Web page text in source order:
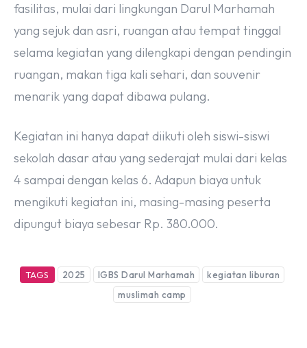
fasilitas, mulai dari lingkungan Darul Marhamah
yang sejuk dan asri, ruangan atau tempat tinggal
selama kegiatan yang dilengkapi dengan pendingin
ruangan, makan tiga kali sehari, dan souvenir
menarik yang dapat dibawa pulang.
Kegiatan ini hanya dapat diikuti oleh siswi-siswi
sekolah dasar atau yang sederajat mulai dari kelas
4 sampai dengan kelas 6. Adapun biaya untuk
mengikuti kegiatan ini, masing-masing peserta
dipungut biaya sebesar Rp. 380.000.
TAGS 2025 IGBS Darul Marhamah
kegiatan liburan
muslimah camp